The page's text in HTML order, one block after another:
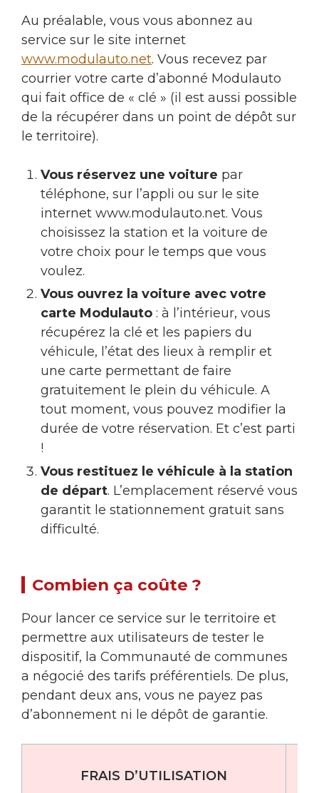
Au préalable, vous vous abonnez au
service sur le site internet
www.modulauto.net. Vous recevez par
courrier votre carte d’abonné Modulauto
qui fait office de « clé » (il est aussi possible
de la récupérer dans un point de dépôt sur
le territoire).
Vous réservez une voiture par
téléphone, sur l’appli ou sur le site
internet www.modulauto.net. Vous
choisissez la station et la voiture de
votre choix pour le temps que vous
voulez.
Vous ouvrez la voiture avec votre
carte Modulauto : à l’intérieur, vous
récupérez la clé et les papiers du
véhicule, l’état des lieux à remplir et
une carte permettant de faire
gratuitement le plein du véhicule. A
tout moment, vous pouvez modifier la
durée de votre réservation. Et c’est parti
!
Vous restituez le véhicule à la station
de départ. L’emplacement réservé vous
garantit le stationnement gratuit sans
difficulté.
Combien ça coûte ?
Pour lancer ce service sur le territoire et
permettre aux utilisateurs de tester le
dispositif, la Communauté de communes
a négocié des tarifs préférentiels. De plus,
pendant deux ans, vous ne payez pas
d’abonnement ni le dépôt de garantie.
FRAIS D’UTILISATION